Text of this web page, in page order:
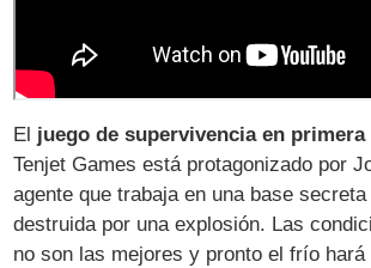
El juego de supervivencia en primera
Tenjet Games está protagonizado por
agente que trabaja en una base
destruida por una explosión. Las
no son las mejores y pronto el frío hará